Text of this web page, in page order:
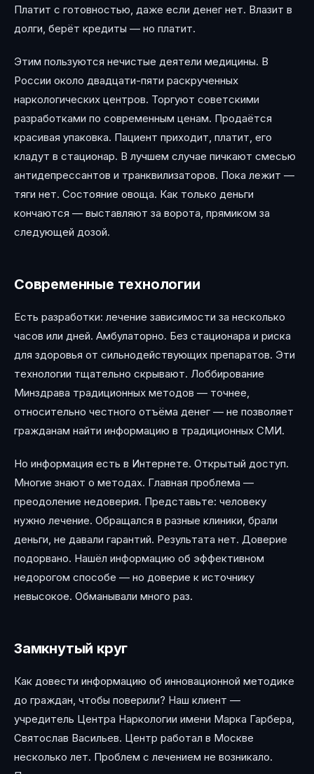
Платит с готовностью, даже если денег нет. Влазит в
долги, берёт кредиты — но платит.
Этим пользуются нечистые деятели медицины. В
России около двадцати-пяти раскрученных
наркологических центров. Торгуют советскими
разработками по современным ценам. Продаётся
красивая упаковка. Пациент приходит, платит, его
кладут в стационар. В лучшем случае пичкают смесью
антидепрессантов и транквилизаторов. Пока лежит —
тяги нет. Состояние овоща. Как только деньги
кончаются — выставляют за ворота, прямиком за
следующей дозой.
Современные технологии
Есть разработки: лечение зависимости за несколько
часов или дней. Амбулаторно. Без стационара и риска
для здоровья от сильнодействующих препаратов. Эти
технологии тщательно скрывают. Лоббирование
Минздрава традиционных методов — точнее,
относительно честного отъёма денег — не позволяет
гражданам найти информацию в традиционных СМИ.
Но информация есть в Интернете. Открытый доступ.
Многие знают о методах. Главная проблема —
преодоление недоверия. Представьте: человеку
нужно лечение. Обращался в разные клиники, брали
деньги, не давали гарантий. Результата нет. Доверие
подорвано. Нашёл информацию об эффективном
недорогом способе — но доверие к источнику
невысокое. Обманывали много раз.
Замкнутый круг
Как довести информацию об инновационной методике
до граждан, чтобы поверили? Наш клиент —
учредитель Центра Наркологии имени Марка Гарбера,
Святослав Васильев. Центр работал в Москве
несколько лет. Проблем с лечением не возникало.